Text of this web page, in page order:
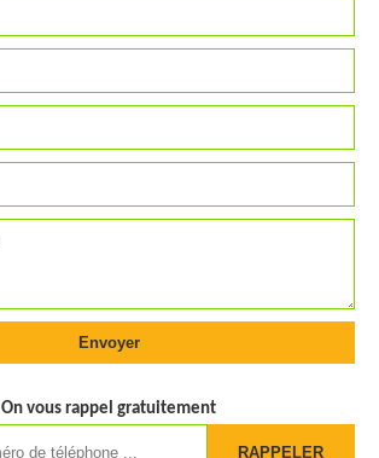
On vous rappel gratuitement